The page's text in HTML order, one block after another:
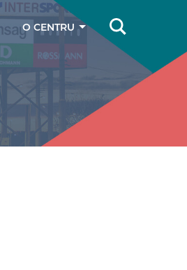
O CENTRU
Jak se k nám
dostanete
Kontakty